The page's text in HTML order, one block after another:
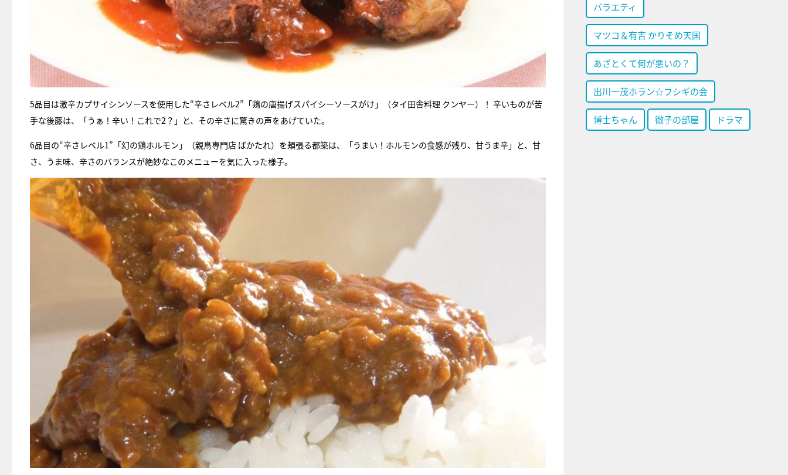
5品目は激辛カプサイシンソースを使用した“辛さレベル2”「鶏の唐揚げスパイシーソースがけ」（タイ田舎料理 クンヤー）！ 辛いものが苦
手な後藤は、「うぁ！辛い！これで2？」と、その辛さに驚きの声をあげていた。
6品目の“辛さレベル1”「幻の鶏ホルモン」（親鳥専門店 ばかたれ）を頬張る都築は、「うまい！ホルモンの食感が残り、甘うま辛」と、甘
さ、うま味、辛さのバランスが絶妙なこのメニューを気に入った様子。
バラエティ
マツコ＆有吉 かりそめ天国
あざとくて何が悪いの？
出川一茂ホラン☆フシギの会
博士ちゃん 徹子の部屋 ドラマ